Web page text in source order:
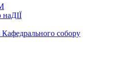
Кафедрального собору